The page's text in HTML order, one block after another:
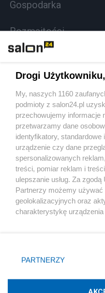
Gospodarka
Rozmaitości
Sport
Społeczeństwo
Kultura
X Facebook
Drogi Użytkowniku,
My, naszych 1160
podmioty z salon24.pl
przechowujemy informacje
przetwarzamy dane
identyfikatory, standardowe
urządzenie czy dane
spersonalizowanych
treści, pomiar reklam i
ulepszanie usług. Za
Partnerzy możemy używać
geolokalizacyjnych oraz
charakterystykę urządzenia
zmienić/wycofać klikając
znajdujący się w lewym
rodzaje przetwarzania
użytkownika, ale masz
PARTNERZY